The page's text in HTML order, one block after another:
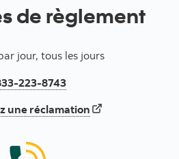
de règlement
jour, tous les jours
223-8743
une réclamation